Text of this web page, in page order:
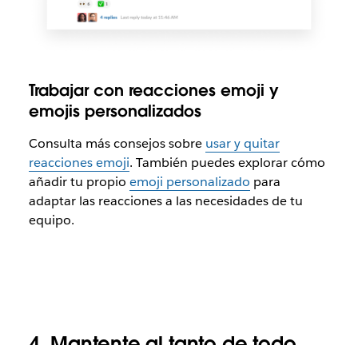
Trabajar con reacciones emoji y
emojis personalizados
Consulta más consejos sobre usar y quitar
reacciones emoji. También puedes explorar cómo
añadir tu propio emoji personalizado para
adaptar las reacciones a las necesidades de tu
equipo.